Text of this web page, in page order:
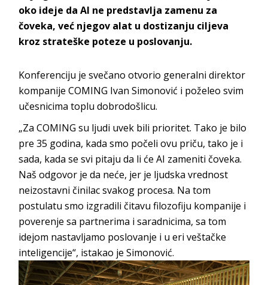
oko ideje da AI ne predstavlja zamenu za
čoveka, već njegov alat u dostizanju ciljeva
kroz strateške poteze u poslovanju.
Konferenciju je svečano otvorio generalni direktor
kompanije COMING Ivan Simonović i poželeo svim
učesnicima toplu dobrodošlicu.
„Za COMING su ljudi uvek bili prioritet. Tako je bilo
pre 35 godina, kada smo počeli ovu priču, tako je i
sada, kada se svi pitaju da li će AI zameniti čoveka.
Naš odgovor je da neće, jer je ljudska vrednost
neizostavni činilac svakog procesa. Na tom
postulatu smo izgradili čitavu filozofiju kompanije i
poverenje sa partnerima i saradnicima, sa tom
idejom nastavljamo poslovanje i u eri veštačke
inteligencije“, istakao je Simonović.